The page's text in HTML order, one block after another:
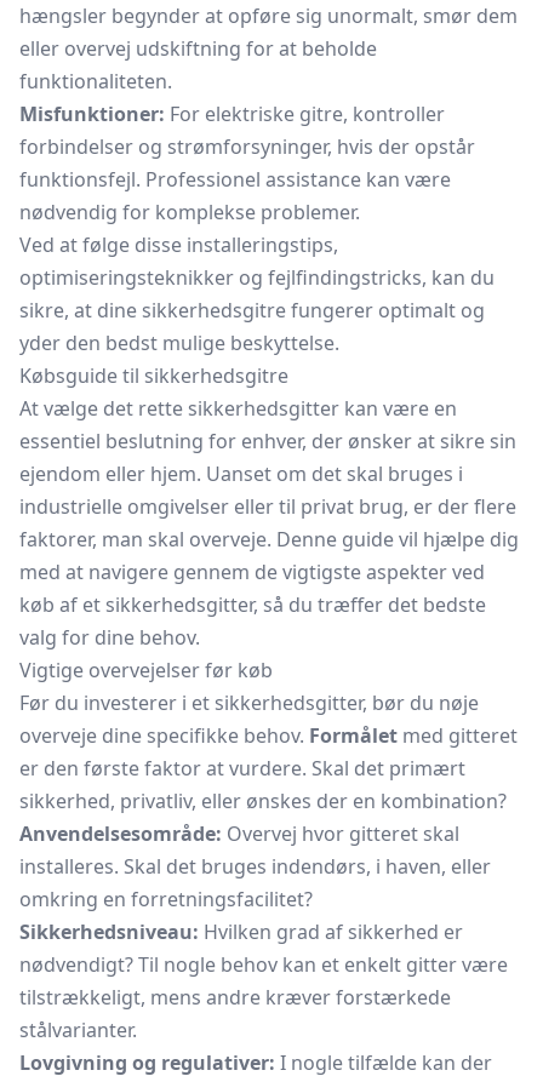
hængsler begynder at opføre sig unormalt, smør dem
eller overvej udskiftning for at beholde
funktionaliteten.
Misfunktioner: For elektriske gitre, kontroller
forbindelser og strømforsyninger, hvis der opstår
funktionsfejl. Professionel assistance kan være
nødvendig for komplekse problemer.
Ved at følge disse installeringstips,
optimiseringsteknikker og fejlfindingstricks, kan du
sikre, at dine sikkerhedsgitre fungerer optimalt og
yder den bedst mulige beskyttelse.
Købsguide til sikkerhedsgitre
At vælge det rette sikkerhedsgitter kan være en
essentiel beslutning for enhver, der ønsker at sikre sin
ejendom eller hjem. Uanset om det skal bruges i
industrielle omgivelser eller til privat brug, er der flere
faktorer, man skal overveje. Denne guide vil hjælpe dig
med at navigere gennem de vigtigste aspekter ved
køb af et sikkerhedsgitter, så du træffer det bedste
valg for dine behov.
Vigtige overvejelser før køb
Før du investerer i et sikkerhedsgitter, bør du nøje
overveje dine specifikke behov. Formålet med gitteret
er den første faktor at vurdere. Skal det primært
sikkerhed, privatliv, eller ønskes der en kombination?
Anvendelsesområde: Overvej hvor gitteret skal
installeres. Skal det bruges indendørs, i haven, eller
omkring en forretningsfacilitet?
Sikkerhedsniveau: Hvilken grad af sikkerhed er
nødvendigt? Til nogle behov kan et enkelt gitter være
tilstrækkeligt, mens andre kræver forstærkede
stålvarianter.
Lovgivning og regulativer: I nogle tilfælde kan der